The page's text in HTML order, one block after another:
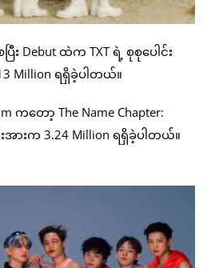
ြီး Debut ထဲက TXT ရဲ့ စုစုပေါင်း
Million ရရှိခဲ့ပါတယ်။
တော့ The Name Chapter:
င်းအားက 3.24 Million ရရှိခဲ့ပါတယ်။